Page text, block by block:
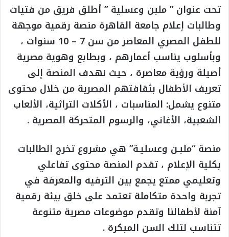
تحت عنوان ” ملبن وعسلية ” أطلق فريق من فتيات
وطالبات إعلام جامعة القاهرة منصة رقمية موجهة
للطفل المصري المعاصر من سن 7 – 10 سنوات ،
وبأسلوب يناسب أعمارهم ، وبطابع وهوية مصرية
أصيلة ورؤية معاصرة ، حيث نهدف المنصة إلى
تعريف الأطفال بثقافتهم المصرية من خلال محتوى
متنوع يشمل: المناسبات ، الأكلات التراثية، الألعاب
الشعبية، الأغاني، والرسوم المتحركة المصرية .
منصة “ملبـن وعسليـة” هي مشروع تخرج الطالبات
بكلية الإعلام ، تقدم المنصة محتوى تفاعلي
وتعليمي ممتع يجمع بين الترفيه والمعرفة في
تجربة واحدة متكاملة تعتمد على خلق بيئة رقمية
آمنة لأطفالنا وتقدم موضوعات مصرية متنوعة
تتناسب لتلك السن المبكرة .